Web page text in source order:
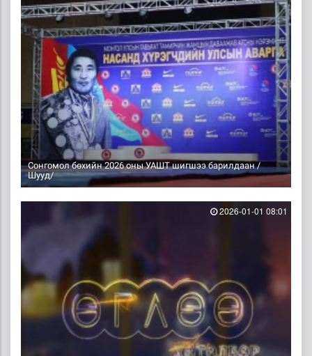
Сонгомол бөхийн 2026 оны УАШТ шигшээ барилдаан /
Шууд/
2026-01-01 08:01